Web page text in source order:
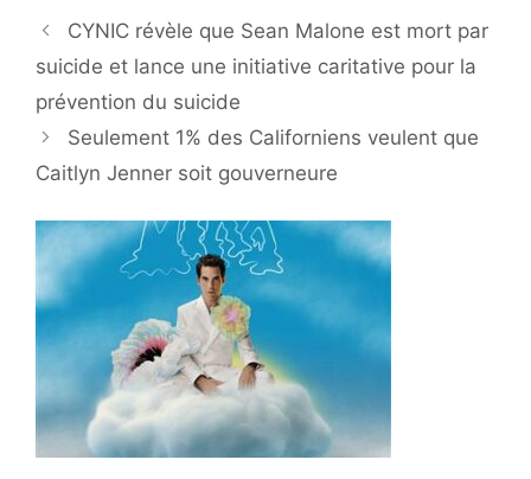
CYNIC révèle que Sean Malone est mort par
suicide et lance une initiative caritative pour la
prévention du suicide
Seulement 1% des Californiens veulent que
Caitlyn Jenner soit gouverneure